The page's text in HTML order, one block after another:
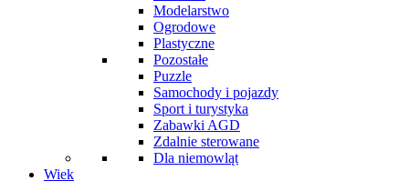
Modelarstwo
Ogrodowe
Plastyczne
Pozostałe
Puzzle
Samochody i pojazdy
Sport i turystyka
Zabawki AGD
Zdalnie sterowane
Dla niemowląt
Wiek